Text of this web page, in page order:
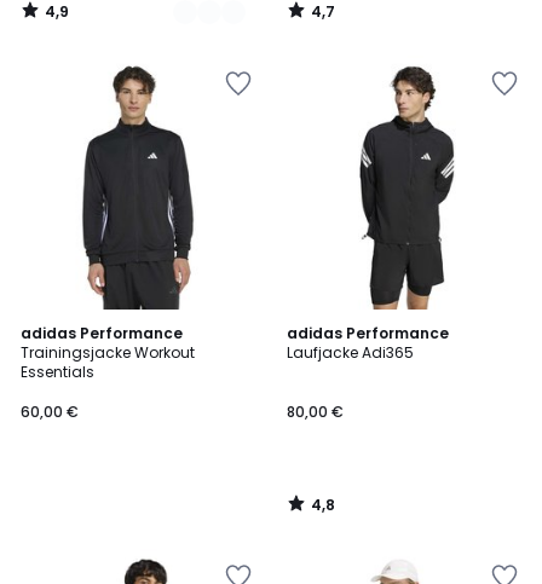
4,9
/
4,7
/
adidas Performance
Trainingsjacke Workout
Essentials
60,00 €
adidas Performance
Laufjacke Adi365
80,00 €
4,8
/ 5
4,8
/